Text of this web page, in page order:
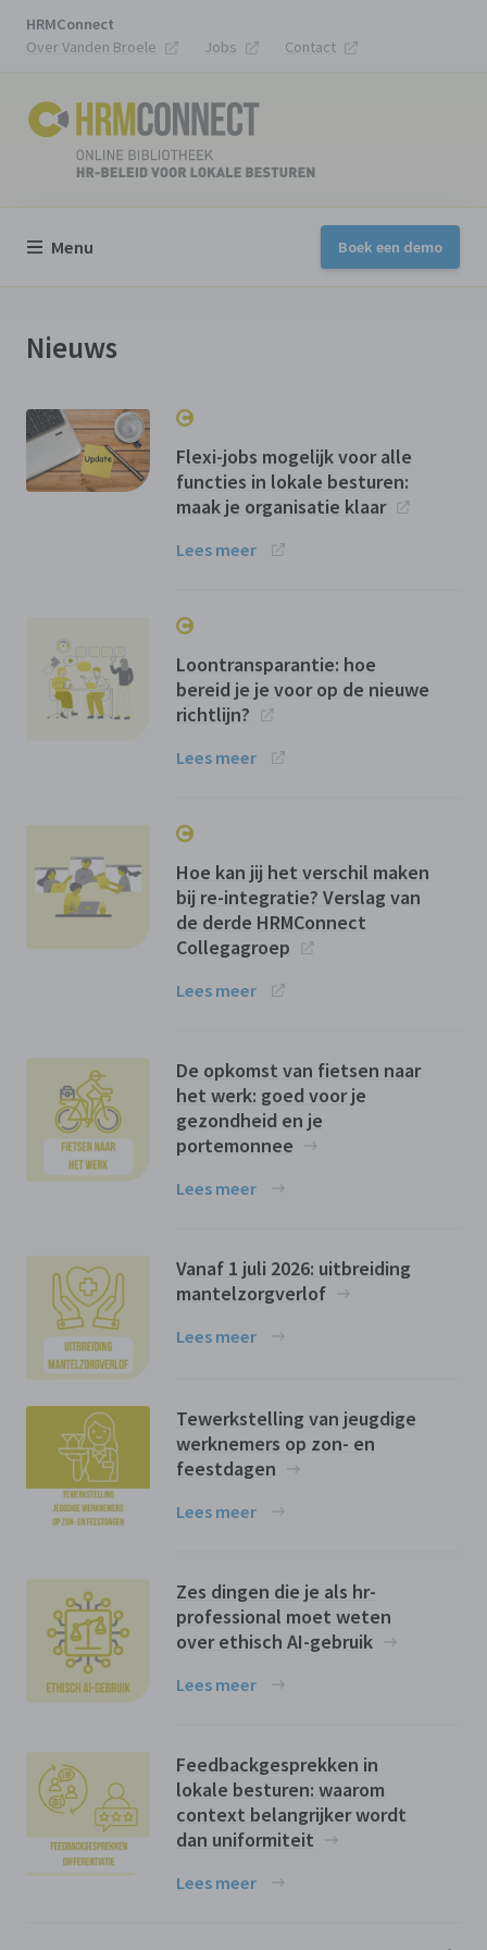
HRMConnect
Over Vanden Broele
Jobs Contact
Menu Boek een demo
Nieuws
Flexi-jobs mogelijk voor alle
functies in lokale besturen:
maak je organisatie klaar
Lees meer
Loontransparantie: hoe
bereid je je voor op de nieuwe
richtlijn?
Lees meer
Hoe kan jij het verschil maken
bij re-integratie? Verslag van
de derde HRMConnect
Collegagroep
Lees meer
De opkomst van fietsen naar
het werk: goed voor je
gezondheid en je
portemonnee
Lees meer
Vanaf 1 juli 2026: uitbreiding
mantelzorgverlof
Lees meer
Tewerkstelling van jeugdige
werknemers op zon- en
feestdagen
Lees meer
Zes dingen die je als hr-
professional moet weten
over ethisch AI-gebruik
Lees meer
Feedbackgesprekken in
lokale besturen: waarom
context belangrijker wordt
dan uniformiteit
Lees meer